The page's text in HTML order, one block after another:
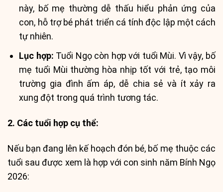
này, bố mẹ thường dễ thấu hiểu phản ứng của
con, hỗ trợ bé phát triển cá tính độc lập một cách
tự nhiên.
Lục hợp: Tuổi Ngọ còn hợp với tuổi Mùi. Vì vậy, bố
mẹ tuổi Mùi thường hòa nhịp tốt với trẻ, tạo môi
trường gia đình ấm áp, dễ chia sẻ và ít xảy ra
xung đột trong quá trình tương tác.
2. Các tuổi hợp cụ thể:
Nếu bạn đang lên kế hoạch đón bé, bố mẹ thuộc các
tuổi sau được xem là hợp với con sinh năm Bính Ngọ
2026: